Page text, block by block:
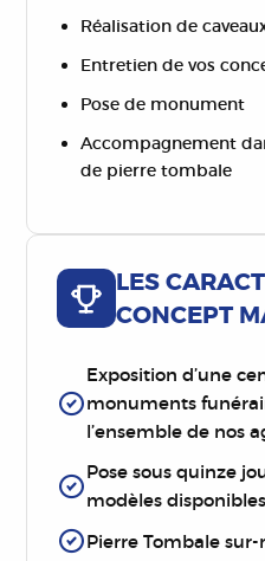
Réalisation de
Entretien de vos
Pose de monument
Accompagnement
de pierre tombale
LES
CONCEPT
Exposition d’une
monuments
l’ensemble de nos
Pose sous quinze
modèles disponibles
Pierre Tombale